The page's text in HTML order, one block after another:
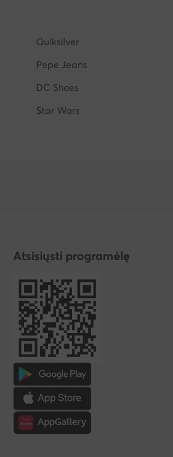
Quiksilver
Pepe Jeans
DC Shoes
Star Wars
Atsisiųsti programėlę